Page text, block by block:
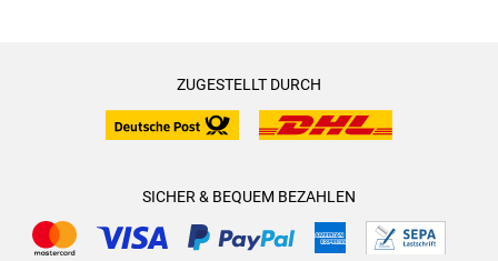
ZUGESTELLT DURCH
SICHER & BEQUEM BEZAHLEN